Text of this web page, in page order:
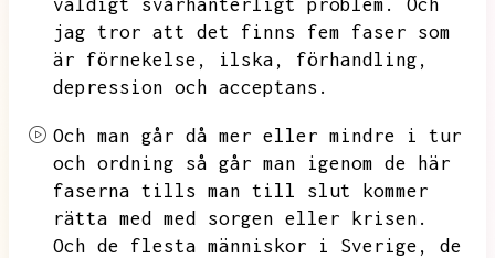
väldigt svårhanterligt problem.
Och
jag tror att det finns fem faser som
är förnekelse,
ilska,
förhandling,
depression och acceptans.
Och man går då mer eller mindre i tur
och ordning så går man igenom de här
faserna tills man till slut kommer
rätta med med sorgen eller krisen.
Och de flesta människor i Sverige,
de